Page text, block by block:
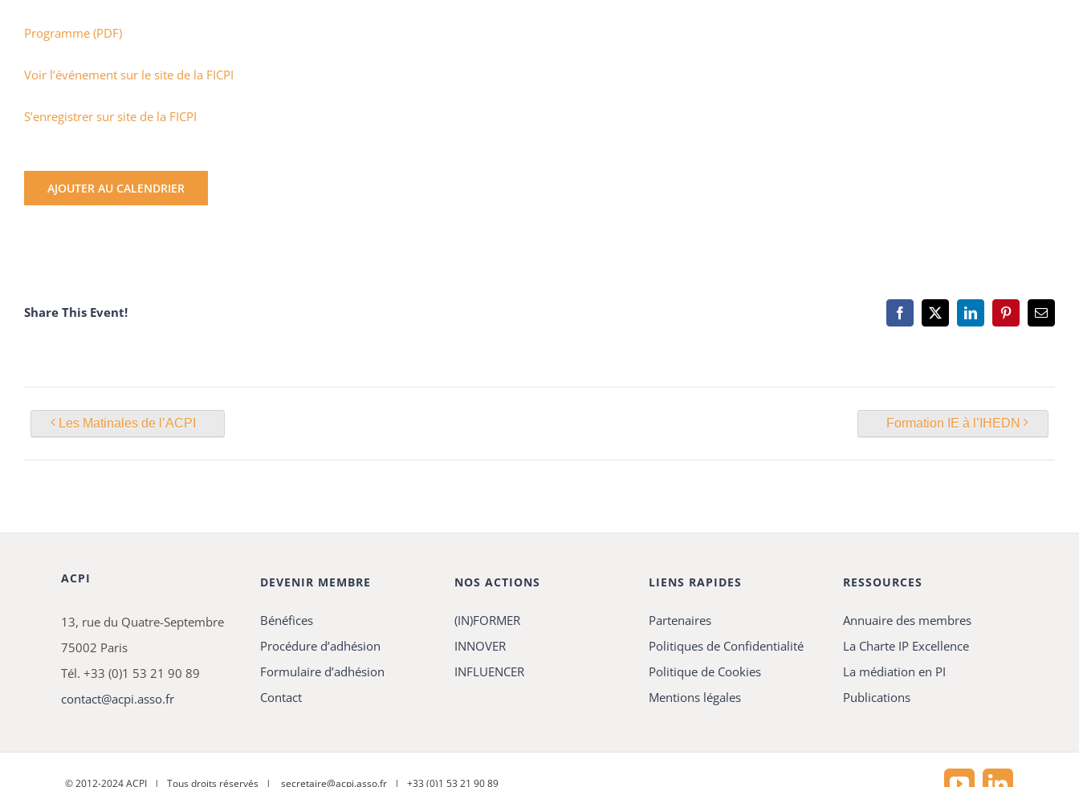
Programme (PDF)
Voir l’événement sur le site de la FICPI
S’enregistrer sur site de la FICPI
AJOUTER AU CALENDRIER
Share This Event! Facebook
X LinkedInPinterestEmail
Les Matinales de l’ACPI Formation IE à l’IHEDN
ACPI
13, rue du Quatre-Septembre
75002 Paris
Tél. +33 (0)1 53 21 90 89
contact@acpi.asso.fr
DEVENIR MEMBRE
Bénéfices
Procédure d’adhésion
Formulaire d’adhésion
Contact
NOS ACTIONS
(IN)FORMER
INNOVER
INFLUENCER
LIENS RAPIDES
Partenaires
Politiques de Confidentialité
Politique de Cookies
Mentions légales
RESSOURCES
Annuaire des membres
La Charte IP Excellence
La médiation en PI
Publications
© 2012-2024ACPI | Tous droits réservés |secretaire@acpi.asso.fr | +33 (0)1 53 21 90 89